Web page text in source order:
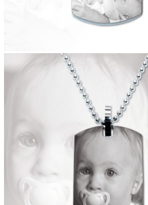
Simple Collection